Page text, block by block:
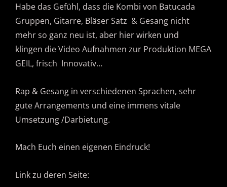
Habe das Gefühl, dass die Kombi von Batucada
Gruppen, Gitarre, Bläser Satz & Gesang nicht
mehr so ganz neu ist, aber hier wirken und
klingen die Video Aufnahmen zur Produktion MEGA
GEIL, frisch Innovativ…
Rap & Gesang in verschiedenen Sprachen, sehr
gute Arrangements und eine immens vitale
Umsetzung /Darbietung.
Mach Euch einen eigenen Eindruck!
Link zu deren Seite: